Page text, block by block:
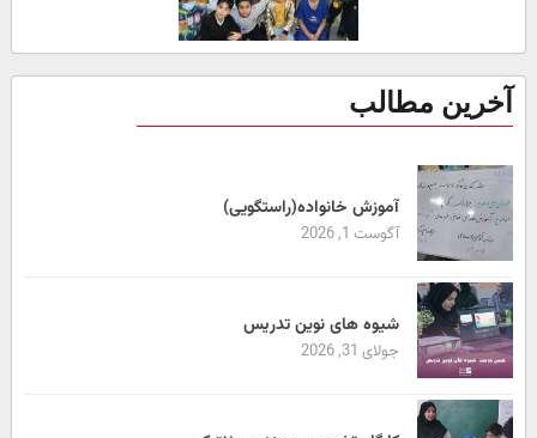
آخرین مطالب
آموزش خانواده(راستگویی)
آگوست 1, 2026
شیوه های نوین تدریس
جولای 31, 2026